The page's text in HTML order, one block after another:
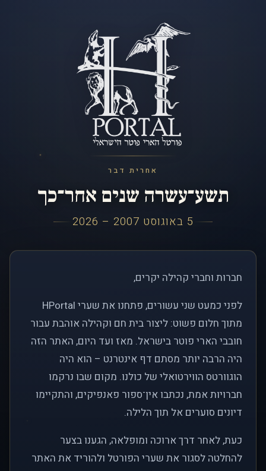
אחרית דבר
תשע־עשרה שנים אחר־כך
5 באוגוסט 2007 – 2026
חברות וחברי קהילה יקרים,
לפני כמעט שני עשורים, פתחנו את שערי HPortal
מתוך חלום פשוט: ליצור בית חם וקהילה אוהבת עבור
חובבי הארי פוטר בישראל. מאז ועד היום, האתר הזה
היה הרבה יותר מסתם דף אינטרנט – הוא היה
הוגוורטס הווירטואלי של כולנו. מקום שבו נרקמו
חברויות אמת, נכתבו אין־ספור פאנפיקים, והתקיימו
דיונים סוערים אל תוך הלילה.
כעת, לאחר דרך ארוכה ומופלאה, הגענו בצער
להחלטה לסגור את שערי הפורטל ולהוריד את האתר